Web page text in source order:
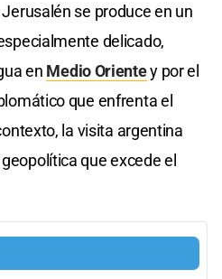
se produce en un
delicado,
en Medio Orientey por el
que enfrenta el
la visita argentina
que excede el